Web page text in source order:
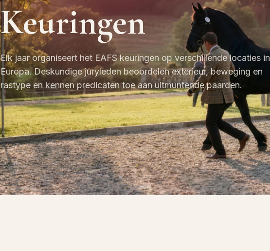
Keuringen
Elk jaar organiseert het EAFS keuringen op verschillende locaties in
Europa. Deskundige juryleden beoordelen exterieur, beweging en
rastype en kennen predicaten toe aan uitmuntende paarden.